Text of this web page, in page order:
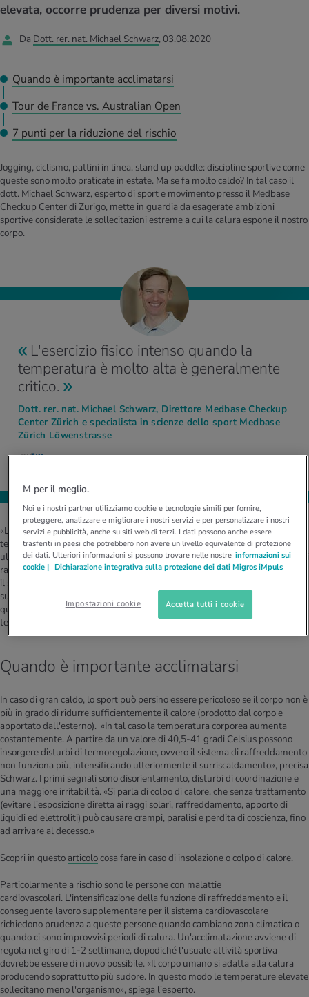
nutritive
D’ATTUALITÀ NELL’AMBITO ALIMENTAZIONE
Fabbisogno calorico
D’ATTUALITÀ NELL’AMBITO MOVIMENTO
Calcola il consumo calorico
Corsa & Jogging
D’ATTUALITÀ NELL’AMBITO RILASSAMENTO
Lavoro e salute
Rilassamento attivo
mediche
D’ATTUALITÀ NELL’AMBITO MEDICINA
Dolori ai nervi
D’ATTUALITÀ NELL’AMBITO SERVIZIO
Tool, test e quiz
elevata, occorre prudenza per diversi motivi.
Da Dott. rer. nat. Michael Schwarz, 03.08.2020
Quando è importante acclimatarsi
Tour de France vs. Australian Open
7 punti per la riduzione del rischio
Jogging, ciclismo, pattini in linea, stand up paddle: discipline sportive come
queste sono molto praticate in estate. Ma se fa molto caldo? In tal caso il
dott. Michael Schwarz, esperto di sport e movimento presso il Medbase
Checkup Center di Zurigo, mette in guardia da esagerate ambizioni
sportive considerate le sollecitazioni estreme a cui la calura espone il nostro
corpo.
L'esercizio fisico intenso quando la
temperatura è molto alta è generalmente
critico.
Dott. rer. nat. Michael Schwarz, Direttore Medbase Checkup
Center Zürich e specialista in scienze dello sport Medbase
Zürich Löwenstrasse
«Lo sforzo fisico fa aumentare la temperatura corporea. Se anche la
temperatura esterna è elevata, l'organismo deve raffreddarsi
ulteriormente», spiega l'esperto in scienze dello sport. «Da un lato il corpo si
raffredda perdendo calore tramite un aumento dell'attività respiratoria, ma
il sistema più efficace è la perdita di calore tramite l'evaporazione del
sudore sulla superficie cutanea.» Il problema: l'evaporazione è limitata
quando l'umidità dell'aria è elevata. «Pertanto, praticare sport ad alte
temperature è fondamentalmente problematico», spiega Schwarz.
Quando è importante acclimatarsi
In caso di gran caldo, lo sport può persino essere pericoloso se il corpo non è
più in grado di ridurre sufficientemente il calore (prodotto dal corpo e
apportato dall'esterno). «In tal caso la temperatura corporea aumenta
costantemente. A partire da un valore di 40,5-41 gradi Celsius possono
insorgere disturbi di termoregolazione, ovvero il sistema di raffreddamento
non funziona più, intensificando ulteriormente il surriscaldamento», precisa
Schwarz. I primi segnali sono disorientamento, disturbi di coordinazione e
una maggiore irritabilità. «Si parla di colpo di calore, che senza trattamento
(evitare l'esposizione diretta ai raggi solari, raffreddamento, apporto di
liquidi ed elettroliti) può causare crampi, paralisi e perdita di coscienza, fino
ad arrivare al decesso.»
Scopri in questo articolocosa fare in caso di insolazione o colpo di calore.
Particolarmente a rischio sono le persone con malattie
cardiovascolari. L'intensificazione della funzione di raffreddamento e il
conseguente lavoro supplementare per il sistema cardiovascolare
richiedono prudenza a queste persone quando cambiano zona climatica o
quando ci sono improvvisi periodi di calura. Un'acclimatazione avviene di
regola nel giro di 1-2 settimane, dopodiché l'usuale attività sportiva
dovrebbe essere di nuovo possibile. «Il corpo umano si adatta alla calura
producendo soprattutto più sudore. In questo modo le temperature elevate
sollecitano meno l'organismo», spiega l'esperto.
M per il meglio.
Noi e i nostri partner utilizziamo cookie e tecnologie simili per fornire,
proteggere, analizzare e migliorare i nostri servizi e per personalizzare i nostri
servizi e pubblicità, anche su siti web di terzi. I dati possono anche essere
trasferiti in paesi che potrebbero non avere un livello equivalente di protezione
dei dati. Ulteriori informazioni si possono trovare nelle nostre informazioni sui
cookie | Dichiarazione integrativa sulla protezione dei dati Migros iMpuls
Impostazioni cookie Accetta tutti i cookie